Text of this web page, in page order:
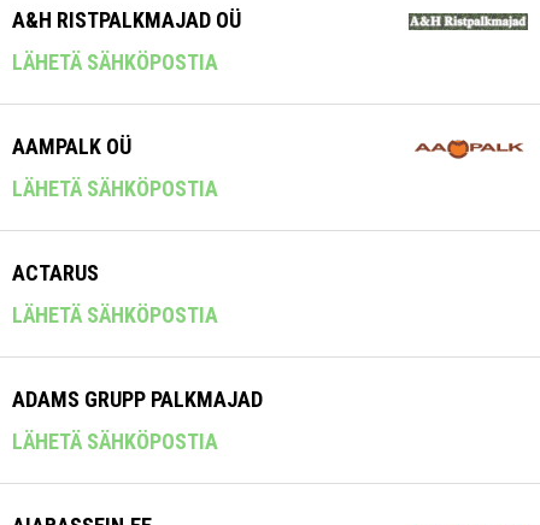
A&H RISTPALKMAJAD OÜ
LÄHETÄ SÄHKÖPOSTIA
AAMPALK OÜ
LÄHETÄ SÄHKÖPOSTIA
ACTARUS
LÄHETÄ SÄHKÖPOSTIA
ADAMS GRUPP PALKMAJAD
LÄHETÄ SÄHKÖPOSTIA